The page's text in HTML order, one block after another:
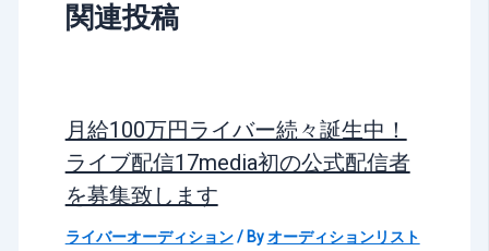
関連投稿
月給100万円ライバー続々誕生中！
ライブ配信17media初の公式配信者
を募集致します
ライバーオーディション/ Byオーディションリスト